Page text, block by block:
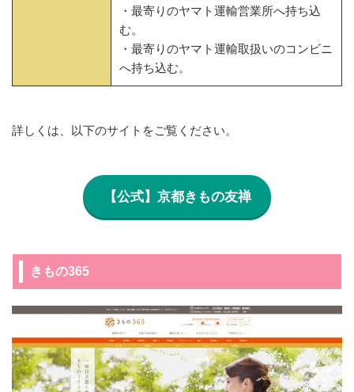
・最寄りのヤマト運輸営業所へ持ち込
む。
・最寄りのヤマト運輸取扱いのコンビニ
へ持ち込む。
詳しくは、以下のサイトをご覧ください。
【公式】京都きもの友禅
きもの365